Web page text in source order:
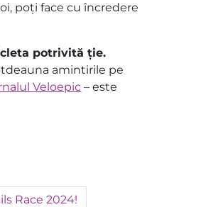
poți face cu încredere
potrivită ție.
amintirile pe
Veloepic – este
Race 2024!